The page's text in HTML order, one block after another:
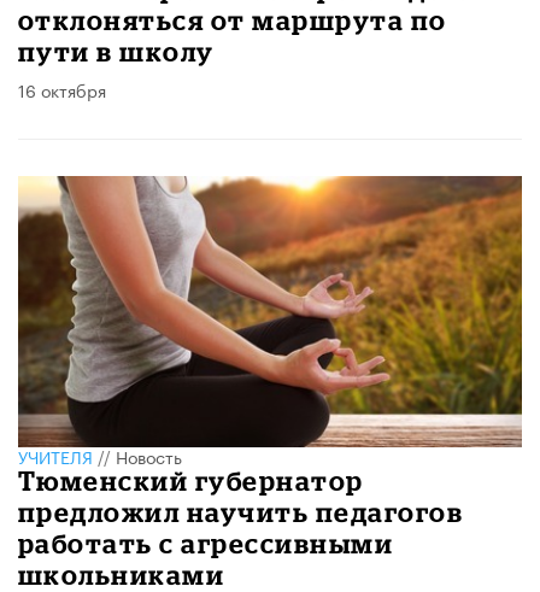
отклоняться от маршрута по
пути в школу
16 октября
УЧИТЕЛЯ//Новость
Тюменский губернатор
предложил научить педагогов
работать с агрессивными
школьниками